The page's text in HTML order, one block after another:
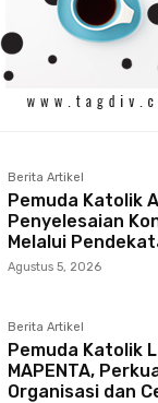
Berita Artikel
Pemuda Katolik
Penyelesaian
Melalui
Agustus 5, 2026
Berita Artikel
Pemuda Katolik
MAPENTA,
Organisasi dan